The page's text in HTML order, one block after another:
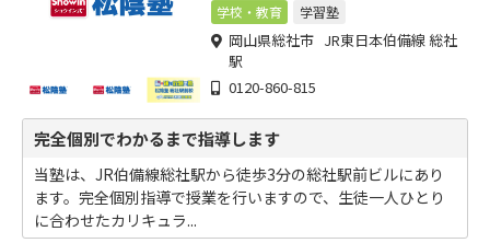
す学校・教育 学習塾
岡山県総社市 JR東日本伯備線 総社
駅
0120-860-815
完全個別でわかるまで指導します
当塾は、JR伯備線総社駅から徒歩3分の総社駅前ビルにあり
ます。完全個別指導で授業を行いますので、生徒一人ひとり
に合わせたカリキュラ...